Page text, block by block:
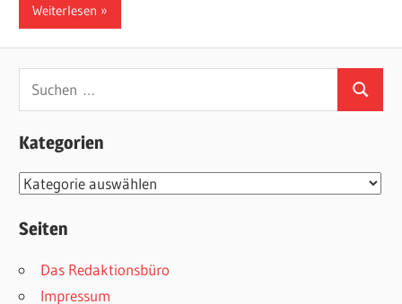
Weiterlesen
Suchen
nach:
Suchen
Kategorien
Kategorien
Seiten
Das Redaktionsbüro
Impressum